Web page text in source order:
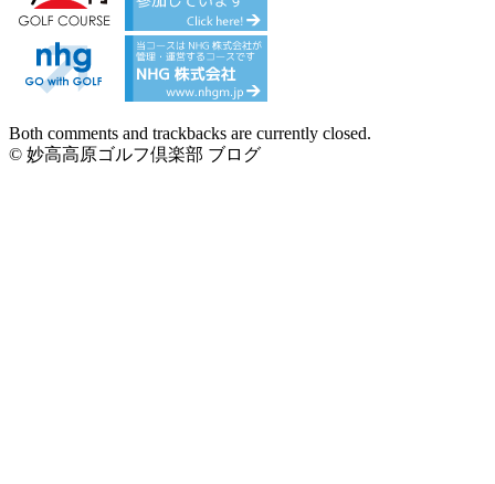
Both comments and trackbacks are currently closed.
© 妙高高原ゴルフ倶楽部 ブログ